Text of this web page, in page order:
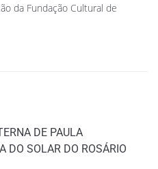
da Fundação Cultural de
DE PAULA
DO SOLAR DO ROSÁRIO